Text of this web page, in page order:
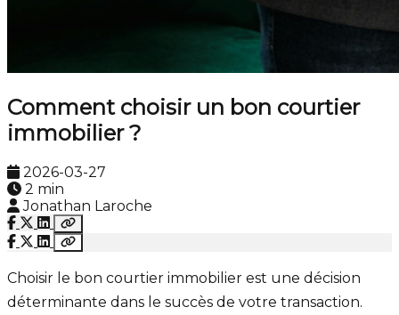
Comment choisir un bon courtier
immobilier ?
2026-03-27
2 min
Jonathan Laroche
Choisir le bon courtier immobilier est une décision
déterminante dans le succès de votre transaction.